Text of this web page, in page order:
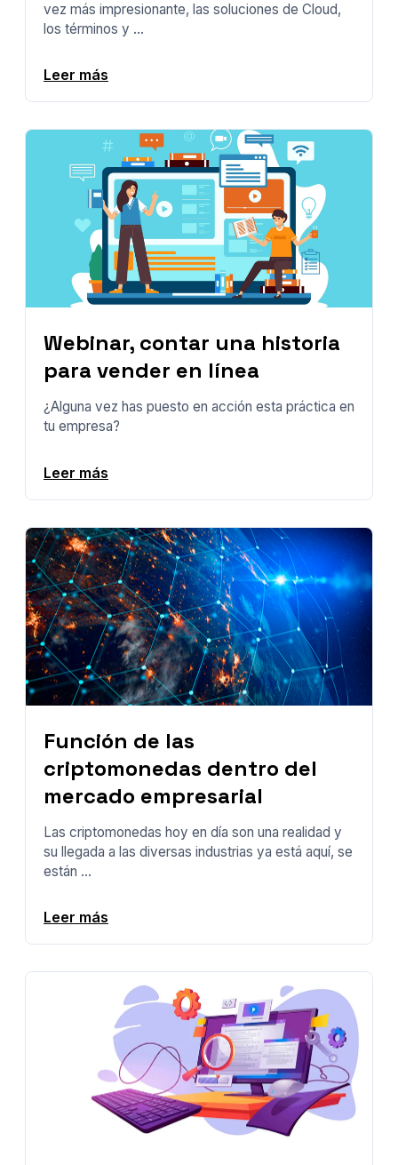
vez más impresionante, las soluciones de Cloud,
los términos y ...
Leer más
Webinar, contar una historia
para vender en línea
¿Alguna vez has puesto en acción esta práctica en
tu empresa?
Leer más
Función de las
criptomonedas dentro del
mercado empresarial
Las criptomonedas hoy en día son una realidad y
su llegada a las diversas industrias ya está aquí, se
están ...
Leer más